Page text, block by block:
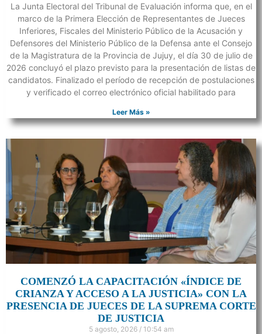
La Junta Electoral del Tribunal de Evaluación informa que, en el
marco de la Primera Elección de Representantes de Jueces
Inferiores, Fiscales del Ministerio Público de la Acusación y
Defensores del Ministerio Público de la Defensa ante el Consejo
de la Magistratura de la Provincia de Jujuy, el día 30 de julio de
2026 concluyó el plazo previsto para la presentación de listas de
candidatos. Finalizado el período de recepción de postulaciones
y verificado el correo electrónico oficial habilitado para
Leer Más »
COMENZÓ LA CAPACITACIÓN «ÍNDICE DE
CRIANZA Y ACCESO A LA JUSTICIA» CON LA
PRESENCIA DE JUECES DE LA SUPREMA CORTE
DE JUSTICIA
5 agosto, 2026 10:54 am